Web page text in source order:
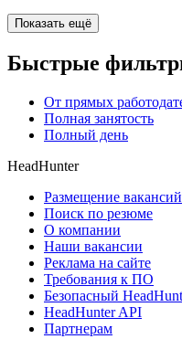
Показать ещё
Быстрые
От прямых
Полная занятость
Полный день
HeadHunter
Размещение вакансий
Поиск по резюме
О компании
Наши вакансии
Реклама на сайте
Требования к ПО
Безопасный
HeadHunter API
Партнерам